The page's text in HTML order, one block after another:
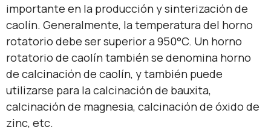
importante en la producción y sinterización de
caolín. Generalmente, la temperatura del horno
rotatorio debe ser superior a 950°C. Un horno
rotatorio de caolín también se denomina horno
de calcinación de caolín, y también puede
utilizarse para la calcinación de bauxita,
calcinación de magnesia, calcinación de óxido de
zinc, etc.